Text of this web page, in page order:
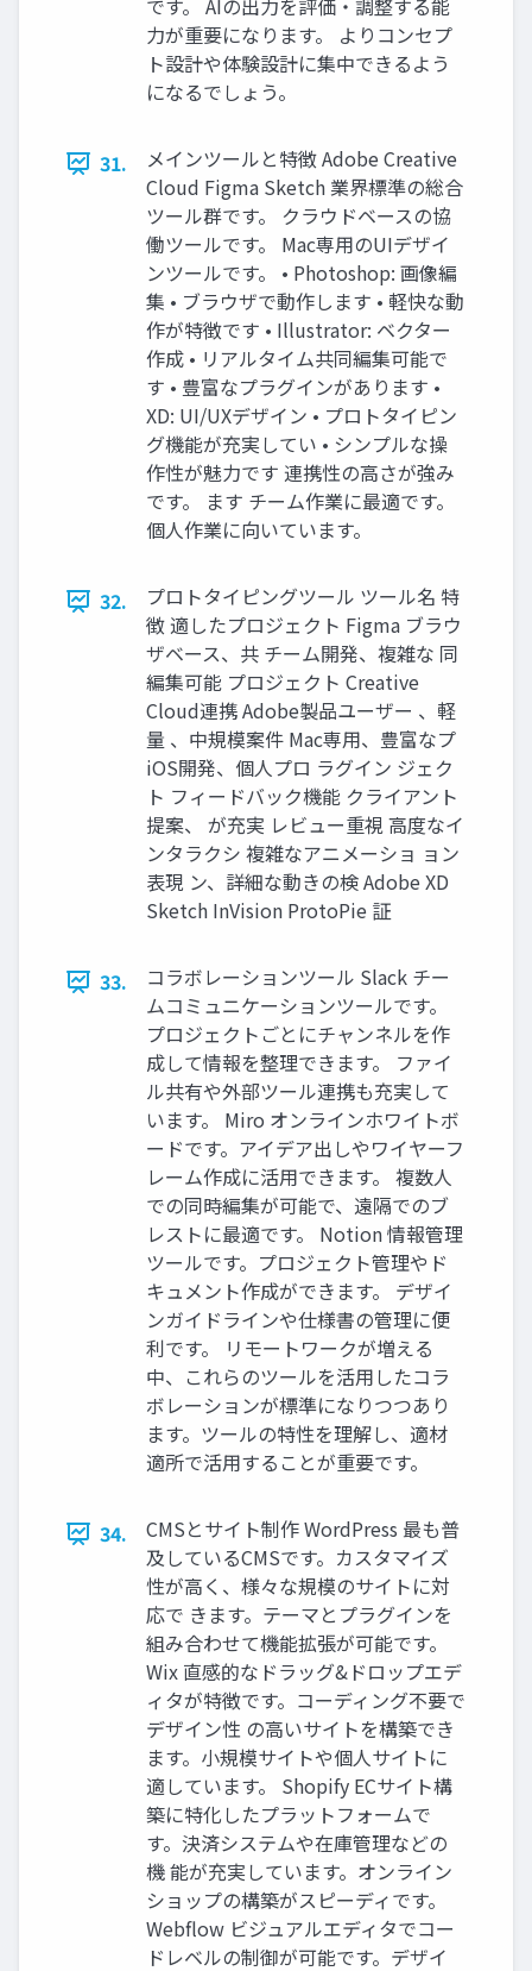
です。 AIの出力を評価・調整する能
力が重要になります。 よりコンセプ
ト設計や体験設計に集中できるよう
になるでしょう。
31.
メインツールと特徴 Adobe Creative
Cloud Figma Sketch 業界標準の総合
ツール群です。 クラウドベースの協
働ツールです。 Mac専用のUIデザイ
ンツールです。 • Photoshop: 画像編
集 • ブラウザで動作します • 軽快な動
作が特徴です • Illustrator: ベクター
作成 • リアルタイム共同編集可能で
す • 豊富なプラグインがあります •
XD: UI/UXデザイン • プロトタイピン
グ機能が充実してい • シンプルな操
作性が魅力です 連携性の高さが強み
です。 ます チーム作業に最適です。
個人作業に向いています。
32.
プロトタイピングツール ツール名 特
徴 適したプロジェクト Figma ブラウ
ザベース、共 チーム開発、複雑な 同
編集可能 プロジェクト Creative
Cloud連携 Adobe製品ユーザー 、軽
量 、中規模案件 Mac専用、豊富なプ
iOS開発、個人プロ ラグイン ジェク
ト フィードバック機能 クライアント
提案、 が充実 レビュー重視 高度なイ
ンタラクシ 複雑なアニメーショ ョン
表現 ン、詳細な動きの検 Adobe XD
Sketch InVision ProtoPie 証
33.
コラボレーションツール Slack チー
ムコミュニケーションツールです。
プロジェクトごとにチャンネルを作
成して情報を整理できます。 ファイ
ル共有や外部ツール連携も充実して
います。 Miro オンラインホワイトボ
ードです。アイデア出しやワイヤーフ
レーム作成に活用できます。 複数人
での同時編集が可能で、遠隔でのブ
レストに最適です。 Notion 情報管理
ツールです。プロジェクト管理やド
キュメント作成ができます。 デザイ
ンガイドラインや仕様書の管理に便
利です。 リモートワークが増える
中、これらのツールを活用したコラ
ボレーションが標準になりつつあり
ます。ツールの特性を理解し、適材
適所で活用することが重要です。
34.
CMSとサイト制作 WordPress 最も普
及しているCMSです。カスタマイズ
性が高く、様々な規模のサイトに対
応で きます。テーマとプラグインを
組み合わせて機能拡張が可能です。
Wix 直感的なドラッグ&ドロップエデ
ィタが特徴です。コーディング不要で
デザイン性 の高いサイトを構築でき
ます。小規模サイトや個人サイトに
適しています。 Shopify ECサイト構
築に特化したプラットフォームで
す。決済システムや在庫管理などの
機 能が充実しています。オンライン
ショップの構築がスピーディです。
Webflow ビジュアルエディタでコー
ドレベルの制御が可能です。デザイ